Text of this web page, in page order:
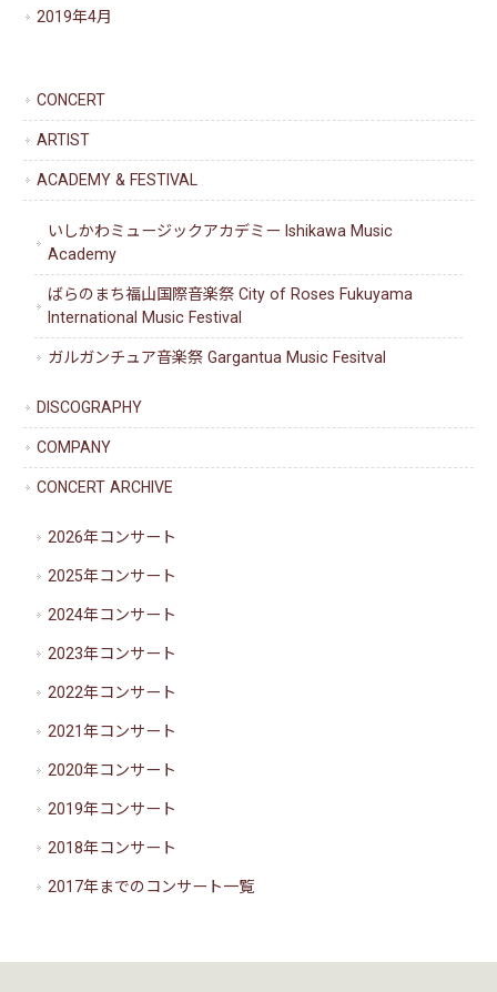
2019年4月
CONCERT
ARTIST
ACADEMY & FESTIVAL
いしかわミュージックアカデミー Ishikawa Music
Academy
ばらのまち福山国際音楽祭 City of Roses Fukuyama
International Music Festival
ガルガンチュア音楽祭 Gargantua Music Fesitval
DISCOGRAPHY
COMPANY
CONCERT ARCHIVE
2026年コンサート
2025年コンサート
2024年コンサート
2023年コンサート
2022年コンサート
2021年コンサート
2020年コンサート
2019年コンサート
2018年コンサート
2017年までのコンサート一覧